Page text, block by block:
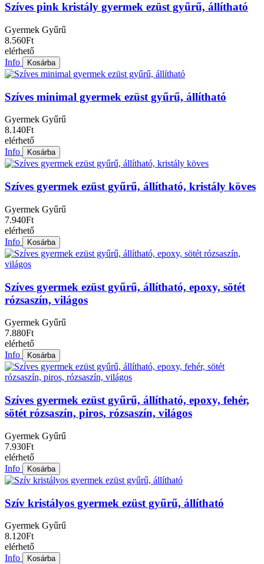
Szíves pink kristály gyermek ezüst gyűrű, állítható
Gyermek Gyűrű
8.560Ft
elérhető
Info
Kosárba
Szíves minimal gyermek ezüst gyűrű, állítható
Gyermek Gyűrű
8.140Ft
elérhető
Info
Kosárba
Szíves gyermek ezüst gyűrű, állítható, kristály köves
Gyermek Gyűrű
7.940Ft
elérhető
Info
Kosárba
Szíves gyermek ezüst gyűrű, állítható, epoxy, sötét
rózsaszín, világos
Gyermek Gyűrű
7.880Ft
elérhető
Info
Kosárba
Szíves gyermek ezüst gyűrű, állítható, epoxy, fehér,
sötét rózsaszín, piros, rózsaszín, világos
Gyermek Gyűrű
7.930Ft
elérhető
Info
Kosárba
Szív kristályos gyermek ezüst gyűrű, állítható
Gyermek Gyűrű
8.120Ft
elérhető
Info
Kosárba